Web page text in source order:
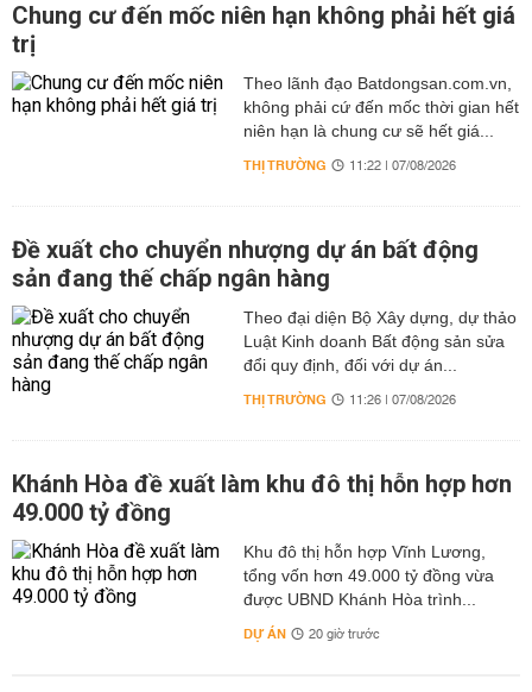
Chung cư đến mốc niên hạn không phải hết giá
trị
Theo lãnh đạo Batdongsan.com.vn,
không phải cứ đến mốc thời gian hết
niên hạn là chung cư sẽ hết giá...
THỊ TRƯỜNG 11:22 | 07/08/2026
Đề xuất cho chuyển nhượng dự án bất động
sản đang thế chấp ngân hàng
Theo đại diện Bộ Xây dựng, dự thảo
Luật Kinh doanh Bất động sản sửa
đổi quy định, đối với dự án...
THỊ TRƯỜNG 11:26 | 07/08/2026
Khánh Hòa đề xuất làm khu đô thị hỗn hợp hơn
49.000 tỷ đồng
Khu đô thị hỗn hợp Vĩnh Lương,
tổng vốn hơn 49.000 tỷ đồng vừa
được UBND Khánh Hòa trình...
DỰ ÁN 20 giờ trước